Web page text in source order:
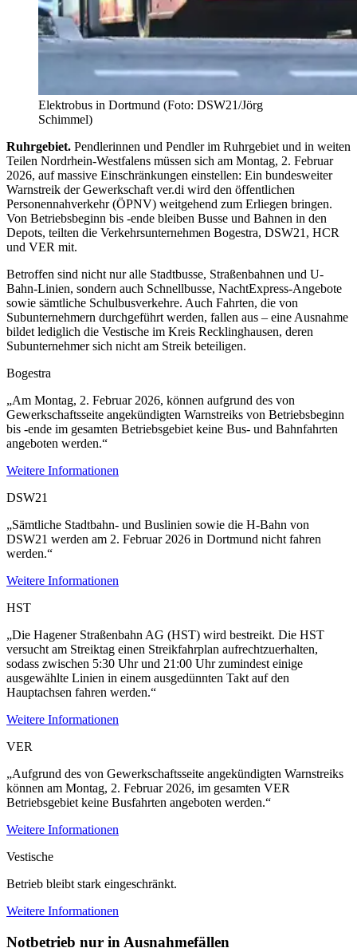
Elektrobus in Dortmund (Foto: DSW21/Jörg
Schimmel)
Ruhrgebiet. Pendlerinnen und Pendler im Ruhrgebiet und in weiten
Teilen Nordrhein-Westfalens müssen sich am Montag, 2. Februar
2026, auf massive Einschränkungen einstellen: Ein bundesweiter
Warnstreik der Gewerkschaft ver.di wird den öffentlichen
Personennahverkehr (ÖPNV) weitgehend zum Erliegen bringen.
Von Betriebsbeginn bis -ende bleiben Busse und Bahnen in den
Depots, teilten die Verkehrsunternehmen Bogestra, DSW21, HCR
und VER mit.
Betroffen sind nicht nur alle Stadtbusse, Straßenbahnen und U-
Bahn-Linien, sondern auch Schnellbusse, NachtExpress-Angebote
sowie sämtliche Schulbusverkehre. Auch Fahrten, die von
Subunternehmern durchgeführt werden, fallen aus – eine Ausnahme
bildet lediglich die Vestische im Kreis Recklinghausen, deren
Subunternehmer sich nicht am Streik beteiligen.
Bogestra
„Am Montag, 2. Februar 2026, können aufgrund des von
Gewerkschaftsseite angekündigten Warnstreiks von Betriebsbeginn
bis -ende im gesamten Betriebsgebiet keine Bus- und Bahnfahrten
angeboten werden.“
Weitere Informationen
DSW21
„Sämtliche Stadtbahn- und Buslinien sowie die H-Bahn von
DSW21 werden am 2. Februar 2026 in Dortmund nicht fahren
werden.“
Weitere Informationen
HST
„Die Hagener Straßenbahn AG (HST) wird bestreikt. Die HST
versucht am Streiktag einen Streikfahrplan aufrechtzuerhalten,
sodass zwischen 5:30 Uhr und 21:00 Uhr zumindest einige
ausgewählte Linien in einem ausgedünnten Takt auf den
Hauptachsen fahren werden.“
Weitere Informationen
VER
„Aufgrund des von Gewerkschaftsseite angekündigten Warnstreiks
können am Montag, 2. Februar 2026, im gesamten VER
Betriebsgebiet keine Busfahrten angeboten werden.“
Weitere Informationen
Vestische
Betrieb bleibt stark eingeschränkt.
Weitere Informationen
Notbetrieb nur in Ausnahmefällen